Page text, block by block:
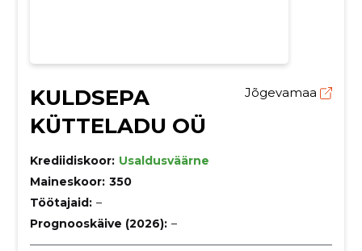
KULDSEPA
KÜTTELADU OÜ
Jõgevamaa
Krediidiskoor: Usaldusväärne
Maineskoor: 350
Töötajaid: –
Prognooskäive (2026): –